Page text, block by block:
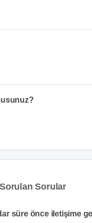
Sorular
süre önce iletişime